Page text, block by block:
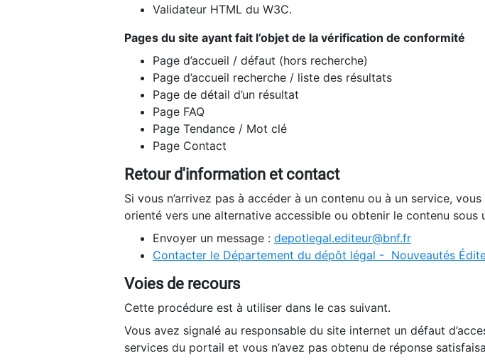
Validateur HTML du W3C.
Pages du site ayant fait l’objet de la vérification de conformité
Page d’accueil / défaut (hors recherche)
Page d’accueil recherche / liste des résultats
Page de détail d’un résultat
Page FAQ
Page Tendance / Mot clé
Page Contact
Retour d'information et contact
Si vous n’arrivez pas à accéder à un contenu ou à un service,
orienté vers une alternative accessible ou obtenir le contenu sous
Envoyer un message : depotlegal.editeur@bnf.fr
Contacter le Département du dépôt légal - Nouveautés
Voies de recours
Cette procédure est à utiliser dans le cas suivant.
Vous avez signalé au responsable du site internet un défaut
services du portail et vous n’avez pas obtenu de réponse